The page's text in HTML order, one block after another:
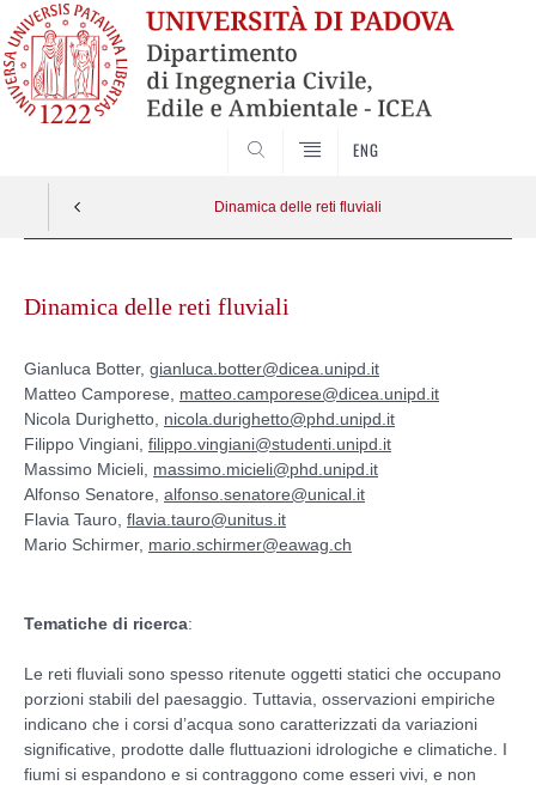
ENG
Dinamica delle reti fluviali
contentDinamica delle reti fluviali
Gianluca Botter, gianluca.botter@dicea.unipd.it
Matteo Camporese, matteo.camporese@dicea.unipd.it
Nicola Durighetto, nicola.durighetto@phd.unipd.it
Filippo Vingiani, filippo.vingiani@studenti.unipd.it
Massimo Micieli, massimo.micieli@phd.unipd.it
Alfonso Senatore, alfonso.senatore@unical.it
Flavia Tauro, flavia.tauro@unitus.it
Mario Schirmer, mario.schirmer@eawag.ch
Tematiche di ricerca:
Le reti fluviali sono spesso ritenute oggetti statici che occupano
porzioni stabili del paesaggio. Tuttavia, osservazioni empiriche
indicano che i corsi d’acqua sono caratterizzati da variazioni
significative, prodotte dalle fluttuazioni idrologiche e climatiche. I
fiumi si espandono e si contraggono come esseri vivi, e non